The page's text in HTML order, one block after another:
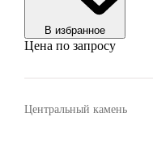
В избранноe
Цена по запросу
Центральный камень